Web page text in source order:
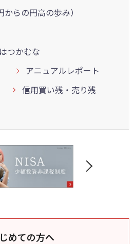
らの円高の歩み）
つかむな
アニュアルレポート
信用買い残・売り残
めての方へ